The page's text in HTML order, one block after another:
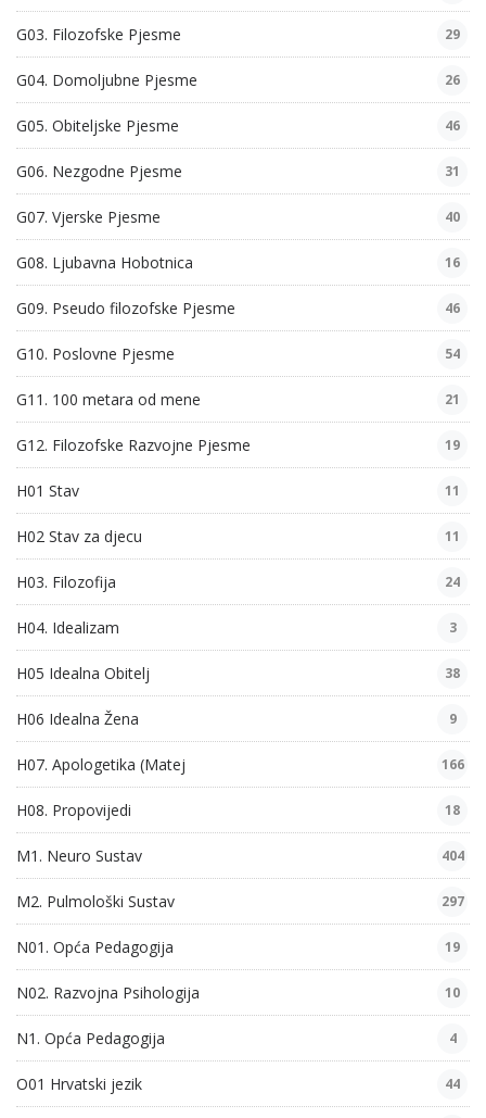
G03. Filozofske Pjesme 29
G04. Domoljubne Pjesme 26
G05. Obiteljske Pjesme 46
G06. Nezgodne Pjesme 31
G07. Vjerske Pjesme 40
G08. Ljubavna Hobotnica 16
G09. Pseudo filozofske Pjesme 46
G10. Poslovne Pjesme 54
G11. 100 metara od mene 21
G12. Filozofske Razvojne Pjesme 19
H01 Stav 11
H02 Stav za djecu 11
H03. Filozofija 24
H04. Idealizam 3
H05 Idealna Obitelj 38
H06 Idealna Žena 9
H07. Apologetika (Matej 166
H08. Propovijedi 18
M1. Neuro Sustav 404
M2. Pulmološki Sustav 297
N01. Opća Pedagogija 19
N02. Razvojna Psihologija 10
N1. Opća Pedagogija 4
O01 Hrvatski jezik 44